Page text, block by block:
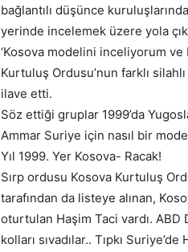
bağlantılı düşünce
yerinde incelemek üzere yola
‘Kosova modelini inceliyorum ve
Kurtuluş Ordusu’nun farklı
ilave etti.
Söz ettiği gruplar 1999’da
Ammar Suriye için nasıl bir
Yıl 1999. Yer Kosova- Racak!
Sırp ordusu Kosova Kurtuluş
tarafından da listeye alınan,
oturtulan Haşim Taci vardı.
kolları sıvadılar.. Tıpkı